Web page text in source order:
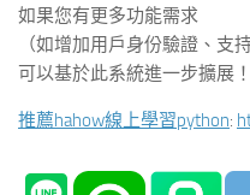
如果您有更多功能需求
（如增加用戶身份驗證、支
可以基於此系統進一步擴展！
推薦hahow線上學習python: